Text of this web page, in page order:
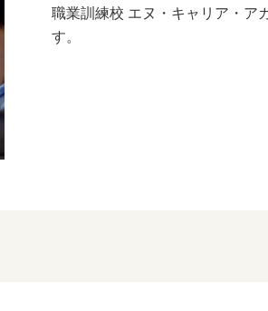
職業訓練校 エヌ・キャリア・ア
す。